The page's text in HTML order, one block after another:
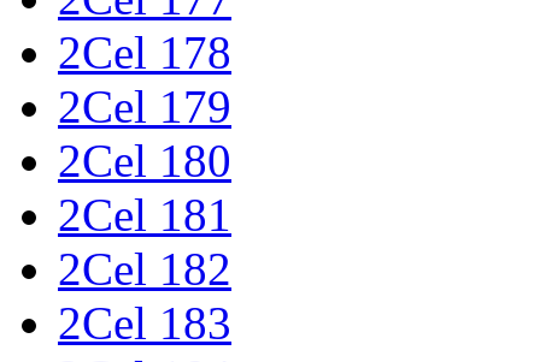
2Cel 178
2Cel 179
2Cel 180
2Cel 181
2Cel 182
2Cel 183